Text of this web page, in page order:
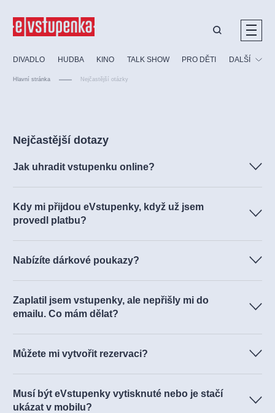
DIVADLO HUDBA KINO TALK SHOW PRO DĚTI DALŠÍ
Hlavní stránka Nejčastější otázky
Nejčastější dotazy
Jak uhradit vstupenku online?
Kdy mi přijdou eVstupenky, když už jsem
provedl platbu?
Nabízíte dárkové poukazy?
Zaplatil jsem vstupenky, ale nepřišly mi do
emailu. Co mám dělat?
Můžete mi vytvořit rezervaci?
Musí být eVstupenky vytisknuté nebo je stačí
ukázat v mobilu?
Nejnavštěvovanější
doporučujeme dfxs